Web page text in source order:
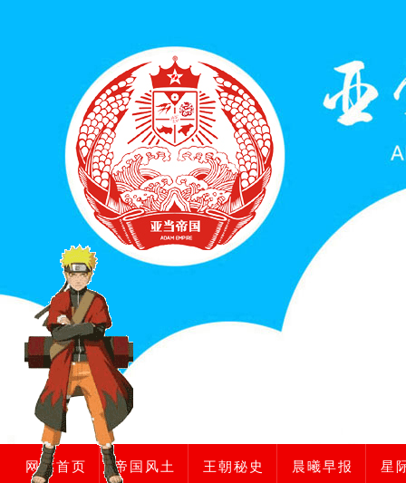
网站首页 帝国风土 王朝秘史 晨曦早报 星